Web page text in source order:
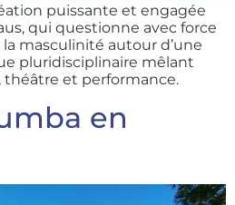
puissante et engagée
qui questionne avec force
masculinité autour d’une
pluridisciplinaire mêlant
et performance.
en